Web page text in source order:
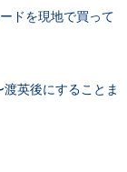
ドを現地で買って
渡英後にすることま